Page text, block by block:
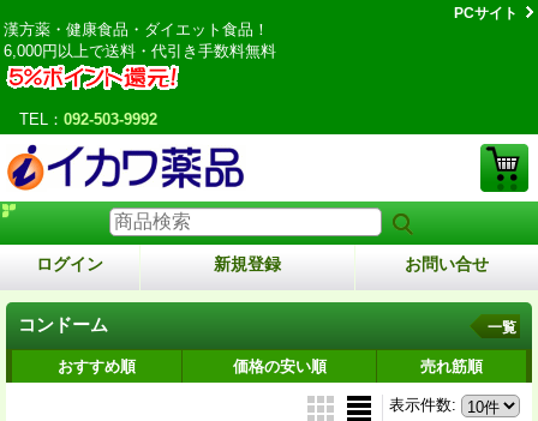
漢方薬・健康食品・ダイエット食品！
6,000円以上で送料・代引き手数料無料
TEL： 092-503-9992
PCサイト
ログイン 新規登録 お問い合せ
コンドーム 一覧
おすすめ順 価格の安い順 売れ筋順
表示件数: